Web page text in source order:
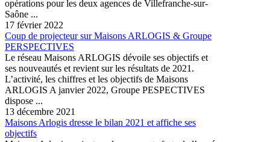
opérations pour les deux agences de Villefranche-sur-
Saône ...
17 février 2022
Coup de projecteur sur Maisons ARLOGIS & Groupe
PERSPECTIVES
Le réseau Maisons ARLOGIS dévoile ses objectifs et
ses nouveautés et revient sur les résultats de 2021.
L’activité, les chiffres et les objectifs de Maisons
ARLOGIS A janvier 2022, Groupe PESPECTIVES
dispose ...
13 décembre 2021
Maisons Arlogis dresse le bilan 2021 et affiche ses
objectifs